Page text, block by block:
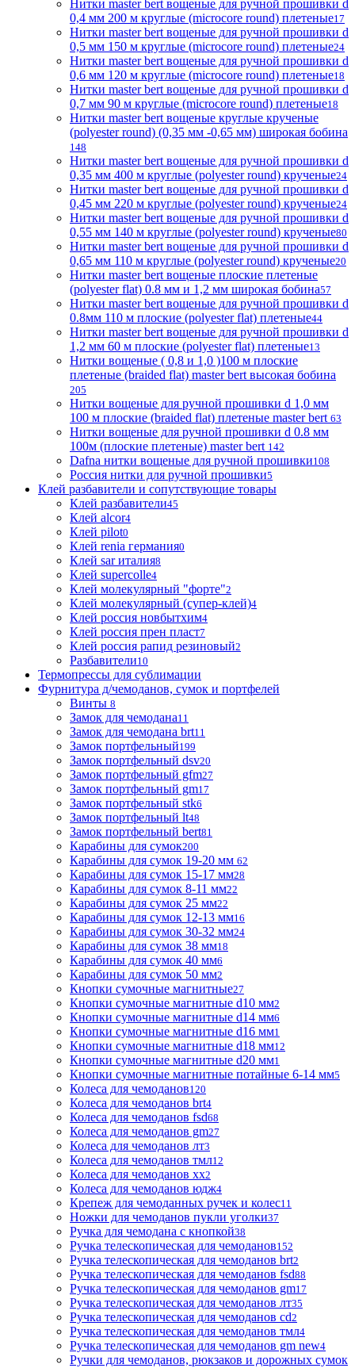
Нитки master bert вощеные для ручной прошивки d
0,4 мм 200 м круглые (microcore round) плетеные17
Нитки master bert вощеные для ручной прошивки d
0,5 мм 150 м круглые (microcore round) плетеные24
Нитки master bert вощеные для ручной прошивки d
0,6 мм 120 м круглые (microcore round) плетеные18
Нитки master bert вощеные для ручной прошивки d
0,7 мм 90 м круглые (microcore round) плетеные18
Нитки master bert вощеные круглые крученые
(polyester round) (0,35 мм -0,65 мм) широкая бобина
148
Нитки master bert вощеные для ручной прошивки d
0,35 мм 400 м круглые (polyester round) крученые24
Нитки master bert вощеные для ручной прошивки d
0,45 мм 220 м круглые (polyester round) крученые24
Нитки master bert вощеные для ручной прошивки d
0,55 мм 140 м круглые (polyester round) крученые80
Нитки master bert вощеные для ручной прошивки d
0,65 мм 110 м круглые (polyester round) крученые20
Нитки master bert вощеные плоские плетеные
(polyester flat) 0.8 мм и 1,2 мм широкая бобина57
Нитки master bert вощеные для ручной прошивки d
0.8мм 110 м плоские (polyester flat) плетеные44
Нитки master bert вощеные для ручной прошивки d
1,2 мм 60 м плоские (polyester flat) плетеные13
Нитки вощеные ( 0,8 и 1,0 )100 м плоские
плетеные (braided flat) master bert высокая бобина
205
Нитки вощеные для ручной прошивки d 1,0 мм
100 м плоские (braided flat) плетеные master bert 63
Нитки вощеные для ручной прошивки d 0.8 мм
100м (плоские плетеные) master bert 142
Dafna нитки вощеные для ручной прошивки108
Россия нитки для ручной прошивки5
Клей разбавители и сопутствующие товары
Клей разбавители45
Клей alcor4
Клей pilot0
Клей renia германия0
Клей sar италия8
Клей supercolle4
Клей молекулярный "форте"2
Клей молекулярный (супер-клей)4
Клей россия новбытхим4
Клей россия прен пласт7
Клей россия рапид резиновый2
Разбавители10
Термопрессы для сублимации
Фурнитура д/чемоданов, сумок и портфелей
Винты 8
Замок для чемодана11
Замок для чемодана brt11
Замок портфельный199
Замок портфельный dsv20
Замок портфельный gfm27
Замок портфельный gm17
Замок портфельный stk6
Замок портфельный lt48
Замок портфельный bert81
Карабины для сумок200
Карабины для сумок 19-20 мм 62
Карабины для сумок 15-17 мм28
Карабины для сумок 8-11 мм22
Карабины для сумок 25 мм22
Карабины для сумок 12-13 мм16
Карабины для сумок 30-32 мм24
Карабины для сумок 38 мм18
Карабины для сумок 40 мм6
Карабины для сумок 50 мм2
Кнопки сумочные магнитные27
Кнопки сумочные магнитные d10 мм2
Кнопки сумочные магнитные d14 мм6
Кнопки сумочные магнитные d16 мм1
Кнопки сумочные магнитные d18 мм12
Кнопки сумочные магнитные d20 мм1
Кнопки сумочные магнитные потайные 6-14 мм5
Колеса для чемоданов120
Колеса для чемоданов brt4
Колеса для чемоданов fsd68
Колеса для чемоданов gm27
Колеса для чемоданов лт3
Колеса для чемоданов тмл12
Колеса для чемоданов хх2
Колеса для чемоданов юдж4
Крепеж для чемоданных ручек и колес11
Ножки для чемоданов пукли уголки37
Ручка для чемодана с кнопкой38
Ручка телескопическая для чемоданов152
Ручка телескопическая для чемоданов brt2
Ручка телескопическая для чемоданов fsd88
Ручка телескопическая для чемоданов gm17
Ручка телескопическая для чемоданов лт35
Ручка телескопическая для чемоданов сd2
Ручка телескопическая для чемоданов тмл4
Ручка телескопическая для чемоданов gm new4
Ручки для чемоданов, рюкзаков и дорожных сумок